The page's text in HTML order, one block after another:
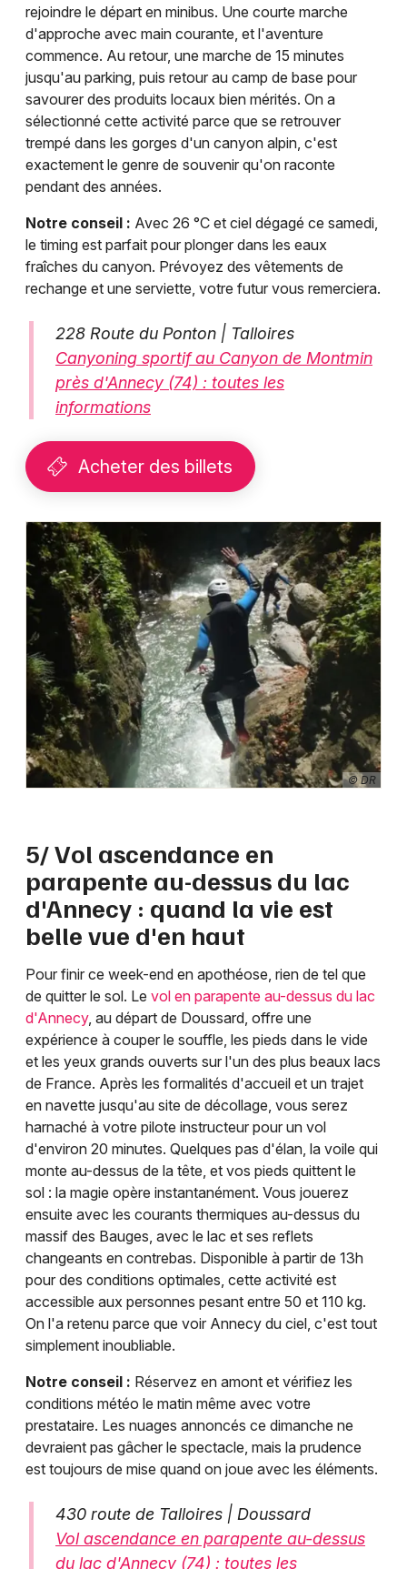
rejoindre le départ en minibus. Une courte marche
d'approche avec main courante, et l'aventure
commence. Au retour, une marche de 15 minutes
jusqu'au parking, puis retour au camp de base pour
savourer des produits locaux bien mérités. On a
sélectionné cette activité parce que se retrouver
trempé dans les gorges d'un canyon alpin, c'est
exactement le genre de souvenir qu'on raconte
pendant des années.
Notre conseil : Avec 26 °C et ciel dégagé ce samedi,
le timing est parfait pour plonger dans les eaux
fraîches du canyon. Prévoyez des vêtements de
rechange et une serviette, votre futur vous remerciera.
228 Route du Ponton | Talloires
Canyoning sportif au Canyon de Montmin
près d'Annecy (74) : toutes les
informations
Acheter des billets
© DR
5/ Vol ascendance en
parapente au-dessus du lac
d'Annecy : quand la vie est
belle vue d'en haut
Pour finir ce week-end en apothéose, rien de tel que
de quitter le sol. Le vol en parapente au-dessus du lac
d'Annecy, au départ de Doussard, offre une
expérience à couper le souffle, les pieds dans le vide
et les yeux grands ouverts sur l'un des plus beaux lacs
de France. Après les formalités d'accueil et un trajet
en navette jusqu'au site de décollage, vous serez
harnaché à votre pilote instructeur pour un vol
d'environ 20 minutes. Quelques pas d'élan, la voile qui
monte au-dessus de la tête, et vos pieds quittent le
sol : la magie opère instantanément. Vous jouerez
ensuite avec les courants thermiques au-dessus du
massif des Bauges, avec le lac et ses reflets
changeants en contrebas. Disponible à partir de 13h
pour des conditions optimales, cette activité est
accessible aux personnes pesant entre 50 et 110 kg.
On l'a retenu parce que voir Annecy du ciel, c'est tout
simplement inoubliable.
Notre conseil : Réservez en amont et vérifiez les
conditions météo le matin même avec votre
prestataire. Les nuages annoncés ce dimanche ne
devraient pas gâcher le spectacle, mais la prudence
est toujours de mise quand on joue avec les éléments.
430 route de Talloires | Doussard
Vol ascendance en parapente au-dessus
du lac d'Annecy (74) : toutes les